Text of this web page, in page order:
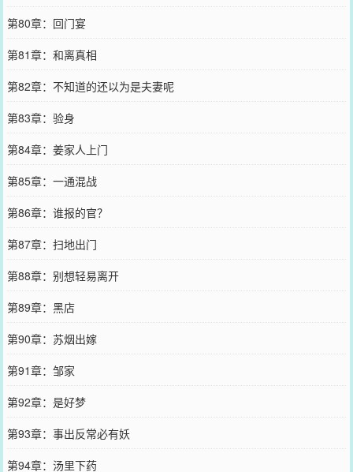
第80章：回门宴
第81章：和离真相
第82章：不知道的还以为是夫妻呢
第83章：验身
第84章：姜家人上门
第85章：一通混战
第86章：谁报的官？
第87章：扫地出门
第88章：别想轻易离开
第89章：黑店
第90章：苏烟出嫁
第91章：邹家
第92章：是好梦
第93章：事出反常必有妖
第94章：汤里下药